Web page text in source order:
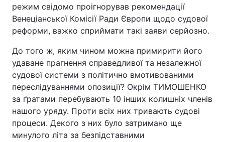
режим свідомо проігнорував рекомендації
Венеціанської Комісії Ради Європи щодо судової
реформи, важко сприймати такі заяви серйозно.
До того ж, яким чином можна примирити його
удаване прагнення справедливої та незалежної
судової системи з політично вмотивованими
переслідуваннями опозиції? Окрім ТИМОШЕНКО
за ґратами перебувають 10 інших колишніх членів
нашого уряду. Проти всіх них тривають судові
процеси. Декого з них було затримано ще
минулого літа за безпідставними